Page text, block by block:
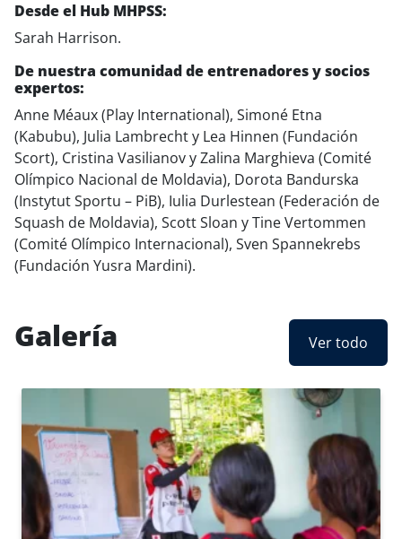
Desde el Hub MHPSS:
Sarah Harrison.
De nuestra comunidad de entrenadores y socios
expertos:
Anne Méaux (Play International), Simoné Etna
(Kabubu), Julia Lambrecht y Lea Hinnen (Fundación
Scort), Cristina Vasilianov y Zalina Marghieva (Comité
Olímpico Nacional de Moldavia), Dorota Bandurska
(Instytut Sportu – PiB), Iulia Durlestean (Federación de
Squash de Moldavia), Scott Sloan y Tine Vertommen
(Comité Olímpico Internacional), Sven Spannekrebs
(Fundación Yusra Mardini).
Galería Ver todo